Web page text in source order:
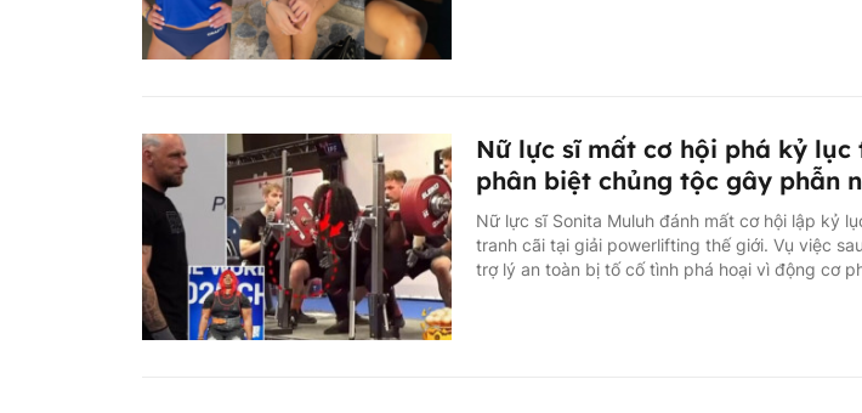
Nữ lực sĩ mất cơ hội phá kỷ lục
phân biệt chủng tộc gây phẫn
Nữ lực sĩ Sonita Muluh đánh mất cơ hội lập kỷ
tranh cãi tại giải powerlifting thế giới. Vụ việc
trợ lý an toàn bị tố cố tình phá hoại vì động cơ